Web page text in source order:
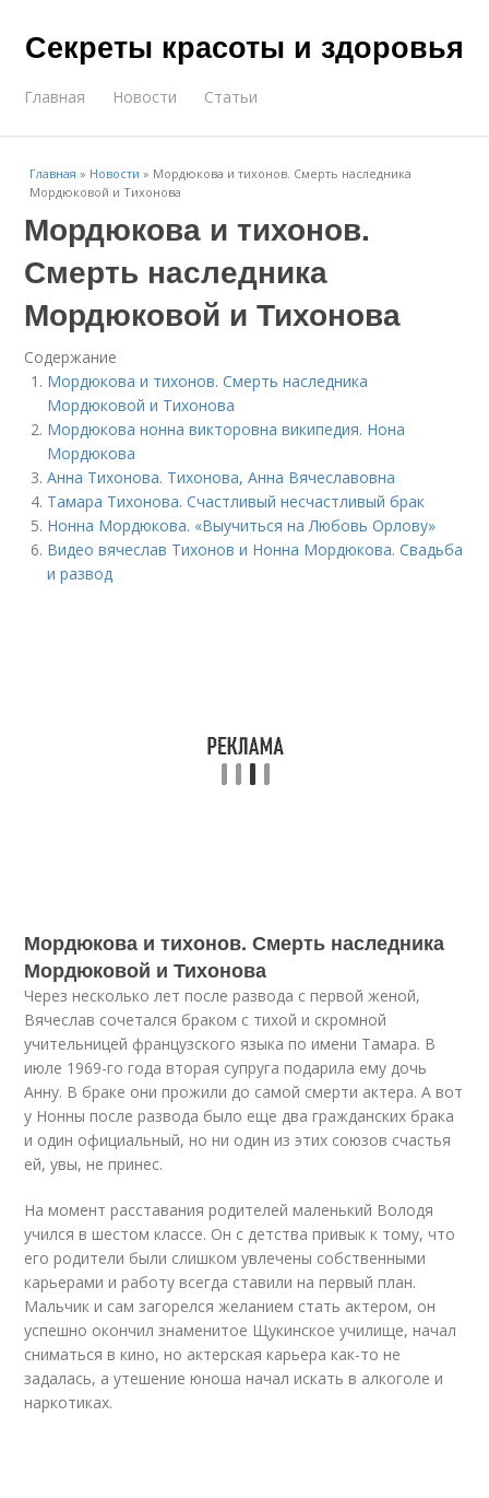
Секреты красоты и здоровья
Главная Новости Статьи
Главная » Новости » Мордюкова и тихонов. Смерть наследника
Мордюковой и Тихонова
Мордюкова и тихонов.
Смерть наследника
Мордюковой и Тихонова
Содержание
Мордюкова и тихонов. Смерть наследника
Мордюковой и Тихонова
Мордюкова нонна викторовна википедия. Нона
Мордюкова
Анна Тихонова. Тихонова, Анна Вячеславовна
Тамара Тихонова. Счастливый несчастливый брак
Нонна Мордюкова. «Выучиться на Любовь Орлову»
Видео вячеслав Тихонов и Нонна Мордюкова. Свадьба
и развод
Мордюкова и тихонов. Смерть наследника
Мордюковой и Тихонова
Через несколько лет после развода с первой женой,
Вячеслав сочетался браком с тихой и скромной
учительницей французского языка по имени Тамара. В
июле 1969-го года вторая супруга подарила ему дочь
Анну. В браке они прожили до самой смерти актера. А вот
у Нонны после развода было еще два гражданских брака
и один официальный, но ни один из этих союзов счастья
ей, увы, не принес.
На момент расставания родителей маленький Володя
учился в шестом классе. Он с детства привык к тому, что
его родители были слишком увлечены собственными
карьерами и работу всегда ставили на первый план.
Мальчик и сам загорелся желанием стать актером, он
успешно окончил знаменитое Щукинское училище, начал
сниматься в кино, но актерская карьера как-то не
задалась, а утешение юноша начал искать в алкоголе и
наркотиках.